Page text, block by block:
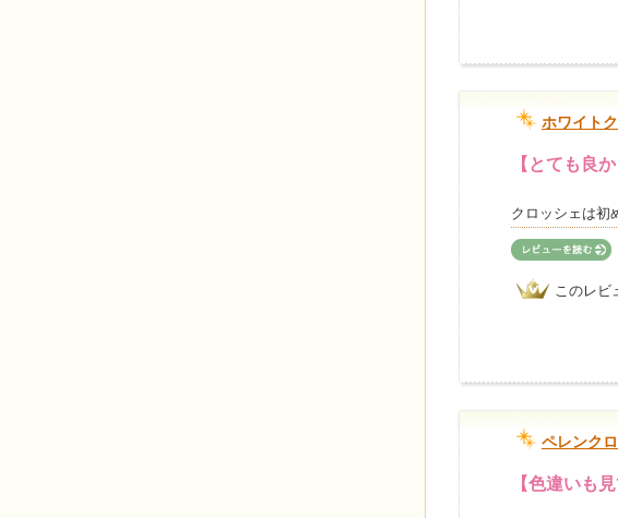
ホワイト
【とても良か
クロッシェは初
このレビ
ペレンク
【色違いも